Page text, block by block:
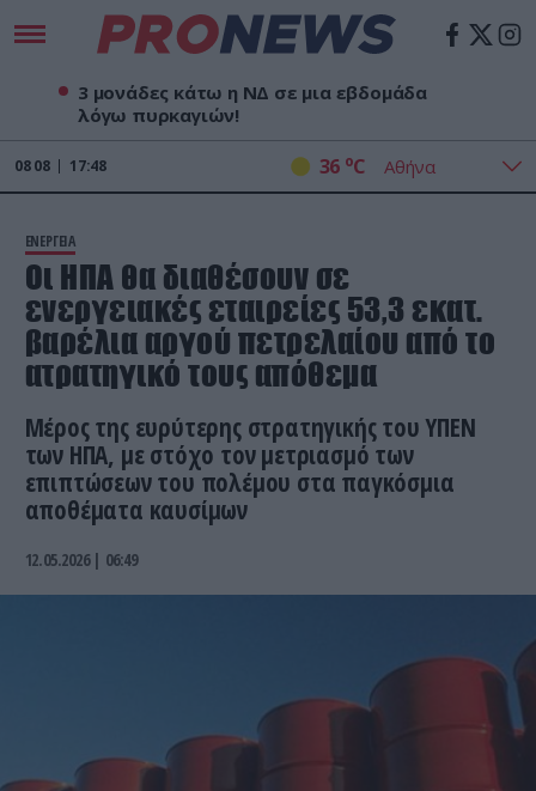
3 μονάδες κάτω η ΝΔ σε μια εβδομάδα
λόγω πυρκαγιών!
08 08 17:48 36 oC
ΕΝΕΡΓΕΙΑ
Οι ΗΠΑ θα διαθέσουν σε
ενεργειακές εταιρείες 53,3 εκατ.
βαρέλια αργού πετρελαίου από το
ατρατηγικό τους απόθεμα
Μέρος της ευρύτερης στρατηγικής του ΥΠΕΝ
των ΗΠΑ, με στόχο τον μετριασμό των
επιπτώσεων του πολέμου στα παγκόσμια
αποθέματα καυσίμων
12.05.2026 | 06:49